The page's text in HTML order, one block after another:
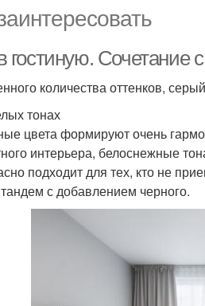
Сочетание
количества оттенков,
тонах
цвета формируют очень
интерьера, белоснежные
подходит для тех, кто не
с добавлением черного.